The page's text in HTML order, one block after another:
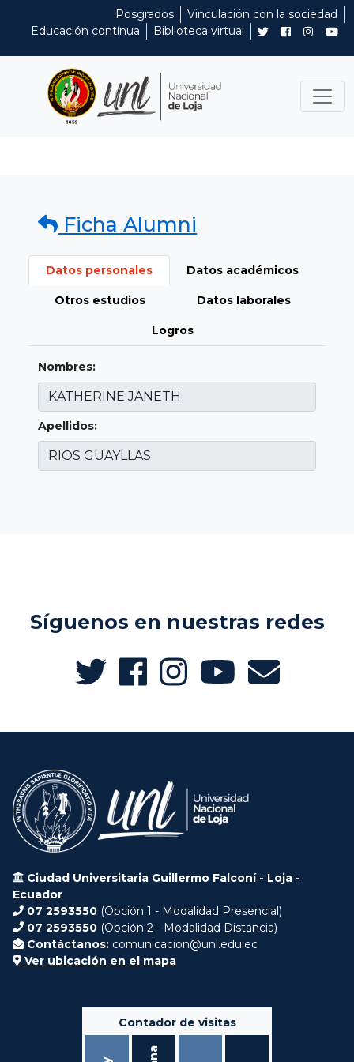
Posgrados
Vinculación con la sociedad
Educación contínua
Biblioteca virtual
Ficha Alumni
Datos personales Datos académicos
Otros estudios Datos laborales
Logros
Nombres:
Apellidos:
Síguenos en nuestras redes
Ciudad Universitaria Guillermo Falconí - Loja -
Ecuador
07 2593550 (Opción 1 - Modalidad Presencial)
07 2593550 (Opción 2 - Modalidad Distancia)
Contáctanos: comunicacion@unl.edu.ec
Ver ubicación en el mapa
Contador de visitas